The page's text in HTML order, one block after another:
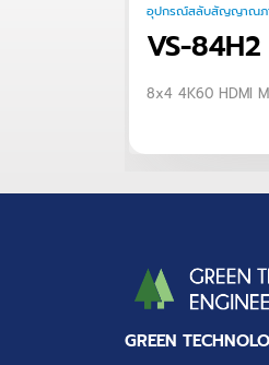
อุปกรณ์สลับสัญญาณภ
VS-84H2
8x4 4K60 HDMI
GREEN